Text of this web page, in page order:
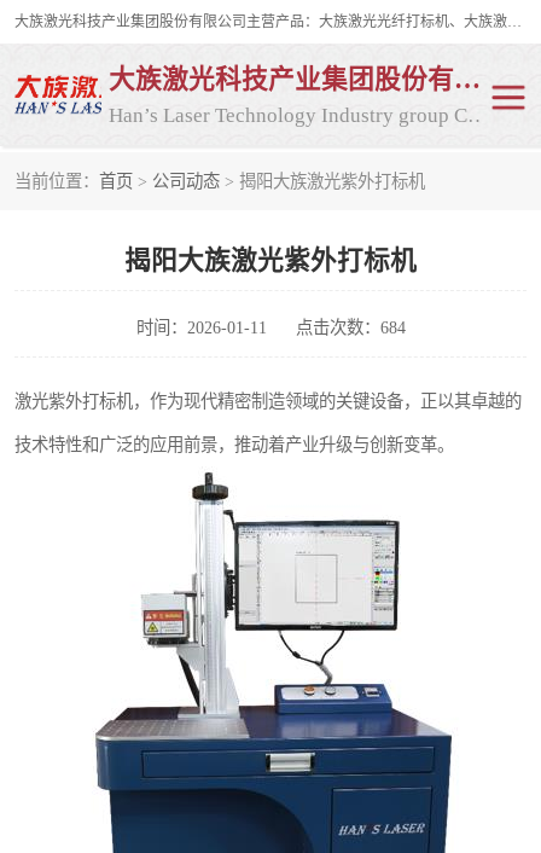
大族激光科技产业集团股份有限公司主营产品：大族激光光纤打标机、大族激光紫外打标机等，大族激光研发实力雄厚，公司拥有数百人的研发队伍，目前具有多项国际发明和国内、计算机软件着作权，多项核心技术处于国际成员之一水平，是世界上仅有的几家拥有"紫外激光"的公司之一。
大族激光科技产业集团股份有限公司
Han’s Laser Technology Industry group Co., Ltd
当前位置： 首页 > 公司动态 > 揭阳大族激光紫外打标机
揭阳大族激光紫外打标机
时间：2026-01-11 点击次数：684
激光紫外打标机，作为现代精密制造领域的关键设备，正以其卓越的
技术特性和广泛的应用前景，推动着产业升级与创新变革。
光纤激光打标机 CO2打标机
CO2激光打标机 大族激光光纤打标机
大族激光紫外打标机 二氧化碳激光打标机
二氧化碳打标机